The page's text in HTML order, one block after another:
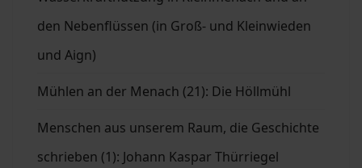
den Nebenflüssen (in Groß- und Kleinwieden
und Aign)
Mühlen an der Menach (21): Die Höllmühl
Menschen aus unserem Raum, die Geschichte
schrieben (1): Johann Kaspar Thürriegel